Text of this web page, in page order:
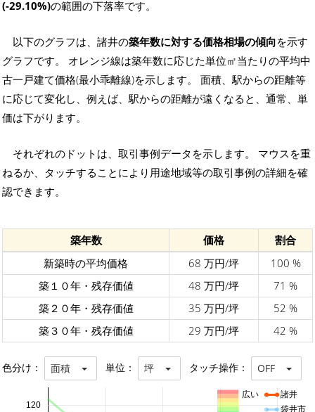
(-29.10%)の範囲の下落率です。
以下のグラフは、諸井の築年数に対する価格相場の傾向を示す
グラフです。 オレンジ線は築年数に応じた単位㎡当たりの平均中
古一戸建て価格(最小乖離線)を示します。 面積、駅からの距離等
に応じて変化し、例えば、駅からの距離が遠くなると、通常、単
価は下がります。
それぞれのドットは、取引事例データを示します。 マウスを重
ねるか、タッチすることにより用途地域等の取引事例の詳細を確
認できます。
築年数 価格
割合
新築時の平均価格
68 万円/坪
100 %
築１０年・残存価値
48 万円/坪
71 %
築２０年・残存価値
35 万円/坪
52 %
築３０年・残存価値
29 万円/坪 42 %
色分け： 面積 単位： 坪 タッチ操作： OFF
120
諸井
袋井市
広い